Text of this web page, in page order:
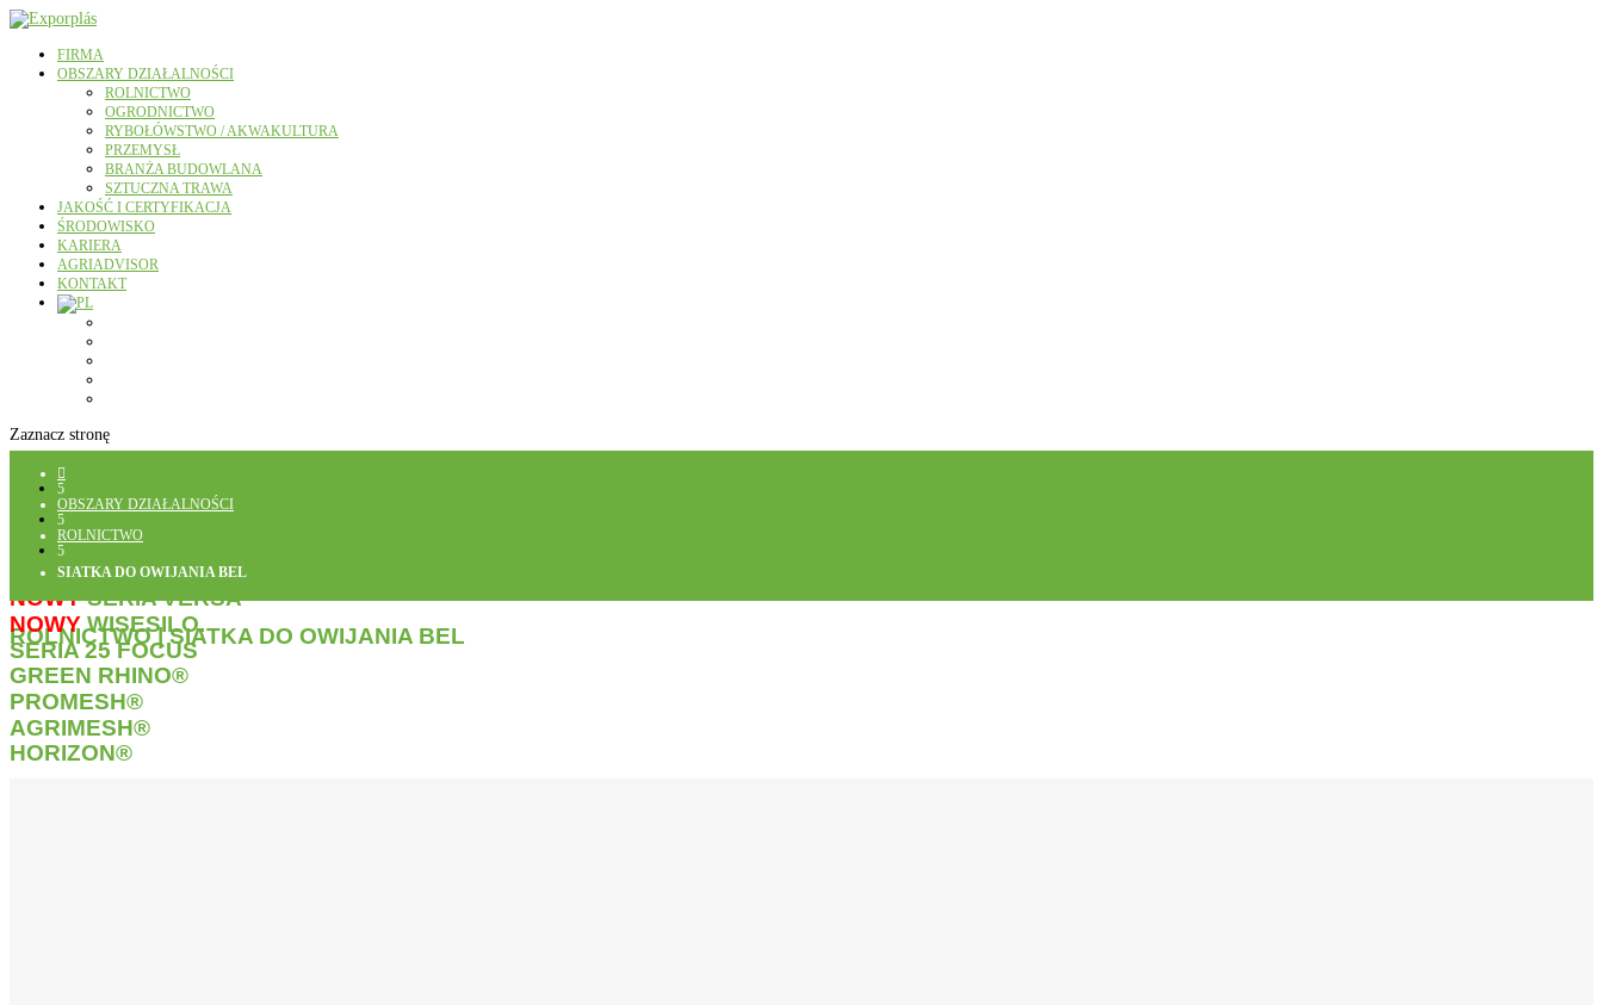
FIRMA
OBSZARY DZIAŁALNOŚCI
ROLNICTWO
OGRODNICTWO
RYBOŁÓWSTWO / AKWAKULTURA
PRZEMYSŁ
BRANŻA BUDOWLANA
SZTUCZNA TRAWA
JAKOŚĆ I CERTYFIKACJA
ŚRODOWISKO
KARIERA
AGRIADVISOR
KONTAKT
Zaznacz stronę

5
OBSZARY DZIAŁALNOŚCI
5
ROLNICTWO
5
SIATKA DO OWIJANIA BEL
ROLNICTWO | SIATKA DO OWIJANIA BEL
NOWY SERIAVERSA
NOWYWISESILO.
SERIA25 FOCUS
GREEN RHINO®
PROMESH®
AGRIMESH®
HORIZON®